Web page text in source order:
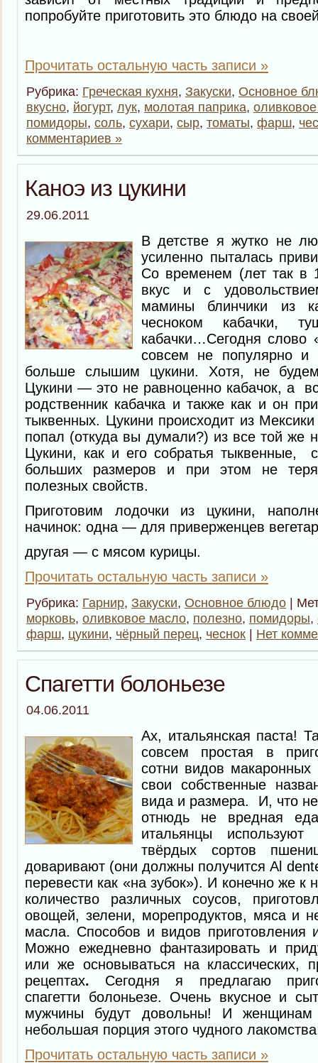
попробуйте приготовить это блюдо на
Прочитать остальную часть записи »
Рубрика: Греческая кухня, Закуски, Основное
вкусно, йогурт, лук, молотая паприка,
помидоры, соль, сухари, сыр, томаты, фарш,
комментариев »
Каноэ из цукини
29.06.2011
В детстве я жутко не
усиленно пыталась
Со временем (лет так в
вкус и с
мамины блинчики из
чесноком кабачки,
кабачки…Сегодня слово
совсем не популярно
больше слышим цукини. Хотя, не
Цукини — это не равноценно кабачок, а
родственник кабачка и также как и он
тыквенных. Цукини происходит из
попал (откуда вы думали?) из все той
Цукини, как и его собратья тыквенные,
больших размеров и при этом не
полезных свойств.
Приготовим лодочки из цукини,
начинок: одна — для приверженцев
другая — с мясом курицы.
Прочитать остальную часть записи »
Рубрика: Гарнир, Закуски, Основное блюдо |
морковь, оливковое масло, полезно, помидоры,
фарш, цукини, чёрный перец, чеснок | Нет
Спагетти болоньезе
04.06.2011
Ах, итальянская паста!
совсем простая в
сотни видов
свои собственные
вида и размера. И, что
отнюдь не вредная
итальянцы
твёрдых сортов
доваривают (они должны получится Al
перевести как «на зубок»). И конечно же к
количество различных соусов,
овощей, зелени, морепродуктов, мяса и
масла. Способов и видов приготовления
Можно ежедневно фантазировать и
или же основываться на классических,
рецептах. Сегодня я предлагаю
спагетти болоньезе. Очень вкусное и
мужчины будут довольны! И
небольшая порция этого чудного
Прочитать остальную часть записи »